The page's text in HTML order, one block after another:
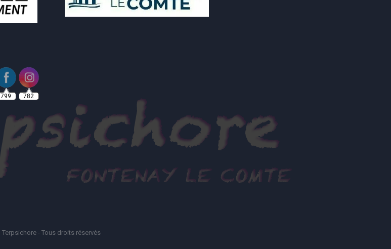
Terpsichore - Tous droits réservés
799 782